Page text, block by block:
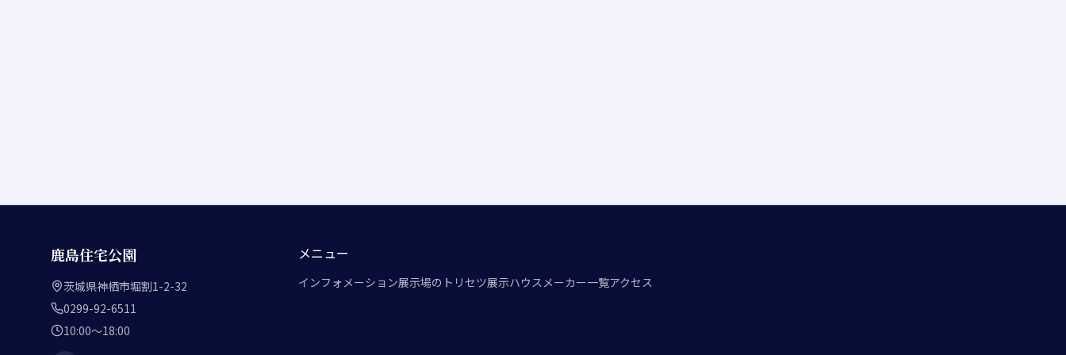
鹿島住宅公園
茨城県神栖市堀割1-2-32
0299-92-6511
10:00～18:00
メニュー
インフォメーション展示場のトリセツ展示ハウスメーカー一覧アクセス